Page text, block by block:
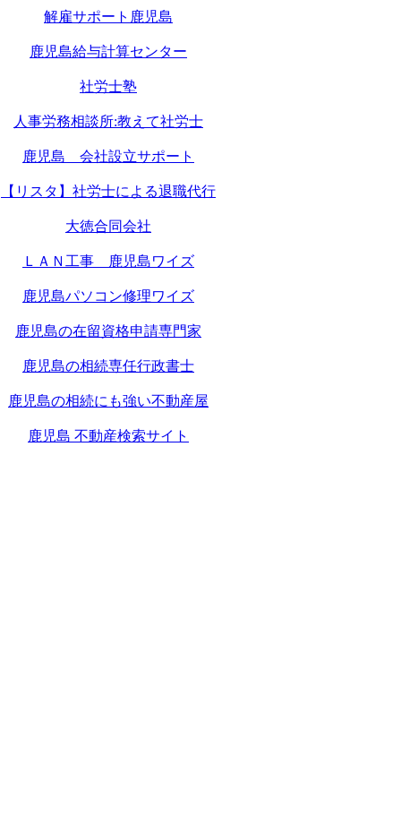
解雇サポート鹿児島
鹿児島給与計算センター
社労士塾
人事労務相談所:教えて社労士
鹿児島 会社設立サポート
【リスタ】社労士による退職代行
大徳合同会社
ＬＡＮ工事 鹿児島ワイズ
鹿児島パソコン修理ワイズ
鹿児島の在留資格申請専門家
鹿児島の相続専任行政書士
鹿児島の相続にも強い不動産屋
鹿児島 不動産検索サイト